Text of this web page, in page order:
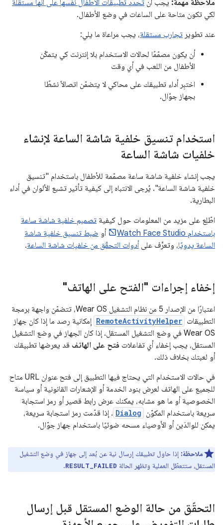
ملاحظة مهمة: يجب أن تحدّد تطبيقات الأطفال نفسها على أنّها مستقلة
لكي تكون متاحة على الساعات في وضع الأطفال.
عند تطوير تجارب مستقلة، يجب مراعاة ما يلي:
أن يكون مصمّمًا لحالات الاستخدام بلا إنترنت كي يتمكّن
الأطفال من اللعب في أي وقت
اختبِر أداء تطبيقك على محاكي لا يتضمّن اتصالاً نشطًا
بجهاز جوّال.
استخدام تنسيق خلفية شاشة الساعة لإنشاء
خلفيات شاشة الساعة
يجب إنشاء خلفية شاشة ساعة مصمّمة للأطفال باستخدام "تنسيق
خلفية شاشة الساعة". يُرجى الانتباه إلى كيفية تأثير تشبع الألوان في أداء
البطارية.
اطّلِع على مزيد من المعلومات حول كيفية تصميم خلفية شاشة ساعة
باستخدام Watch Face Studio
أو ضبط تنسيق خلفية شاشة
الساعة يدويًا، وتعرَّف على أدوات التحقّق من خلفيات شاشة الساعة.
إخفاء إجراءات "الفتح على الهاتف"
اعتبارًا من الإصدار 5 من نظام التشغيل Wear OS، تتضمّن واجهة برمجة
التطبيقات RemoteActivityHelper إمكانية رصد ما إذا كان جهاز
Wear OS في وضع التشغيل المستقل. إذا كان الجهاز في وضع التشغيل
المستقل، يجب إخفاء أي تفاعلات فتح على الهاتف قد يعرضها تطبيقك
أو لعبتك بخلاف ذلك.
في حالات الاستخدام التي يحتاج فيها التطبيق إلى فتح عنوان URL متاح
للجميع على الهاتف لعرض بنود الخدمة أو الإشعارات القانونية أو سياسة
الخصوصية أو ما هو مشابه، يمكنك عرض رابط قصير أو رمز استجابة
سريعة باستخدام المكوّن Dialog . إذا قدّمت رمز استجابة سريعة،
يمكن للوالدَين أو الأوصياء مسحه ضوئيًا باستخدام جهاز جوّال.
ملاحظة: إذا حاول تطبيقك إرسال نية عن بُعد إلى جهاز في وضع التشغيل
المستقل، ستتعطّل العملية وتظهر الحالة RESULT_FAILED
.
التحقّق من حالة الوضع المستقل قبل إرسال